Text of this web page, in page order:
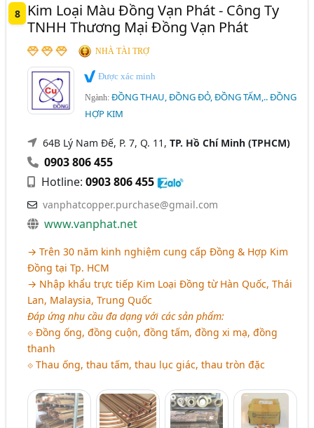
8
Kim Loại Màu Đồng Vạn Phát - Công Ty
TNHH Thương Mại Đồng Vạn Phát
NHÀ TÀI TRỢ
Được xác minh
Ngành:ĐỒNG THAU, ĐỒNG ĐỎ, ĐỒNG TẤM,.. ĐỒNG
HỢP KIM
64B Lý Nam Đế, P. 7, Q. 11,TP. Hồ Chí Minh (TPHCM)
0903 806 455
Hotline:0903 806 455
vanphatcopper.purchase@gmail.com
www.vanphat.net
→ Trên 30 năm kinh nghiệm cung cấp Đồng & Hợp Kim
Đồng tại Tp. HCM
→ Nhập khẩu trực tiếp Kim Loại Đồng từ Hàn Quốc, Thái
Lan, Malaysia, Trung Quốc
Đáp ứng nhu cầu đa dạng với các sản phẩm:
⟐ Đồng ống, đồng cuộn, đồng tấm, đồng xi mạ, đồng
thanh
⟐ Thau ống, thau tấm, thau lục giác, thau tròn đặc